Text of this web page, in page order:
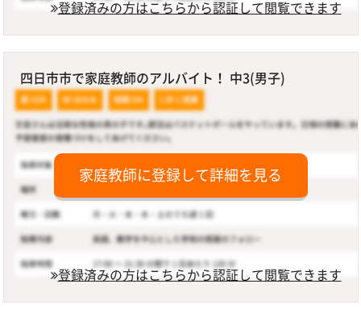
登録済みの方はこちらから認証して閲覧できます
四日市市で家庭教師のアルバイト！ 中3(男子)
家庭教師に登録して詳細を見る
登録済みの方はこちらから認証して閲覧できます